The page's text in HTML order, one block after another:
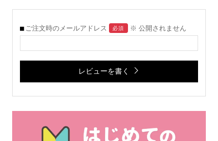
ご注文時のメールアドレス 必須 ※ 公開されません
レビューを書く